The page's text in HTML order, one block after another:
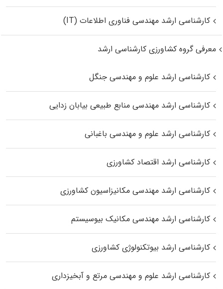
کارشناسی ارشد مهندسی فناوری اطلاعات (IT)
معرفی گروه کشاورزی کارشناسی ارشد
کارشناسی ارشد علوم و مهندسی جنگل
کارشناسی ارشد مهندسی منابع طبیعی بیابان زدایی
کارشناسی ارشد علوم و مهندسی باغبانی
کارشناسی ارشد اقتصاد کشاورزی
کارشناسی ارشد مهندسی مکانیزاسیون کشاورزی
کارشناسی ارشد مهندسی مکانیک بیوسیستم
کارشناسی ارشد بیوتکنولوژی کشاورزی
کارشناسی ارشد علوم و مهندسی مرتع و آبخیزداری